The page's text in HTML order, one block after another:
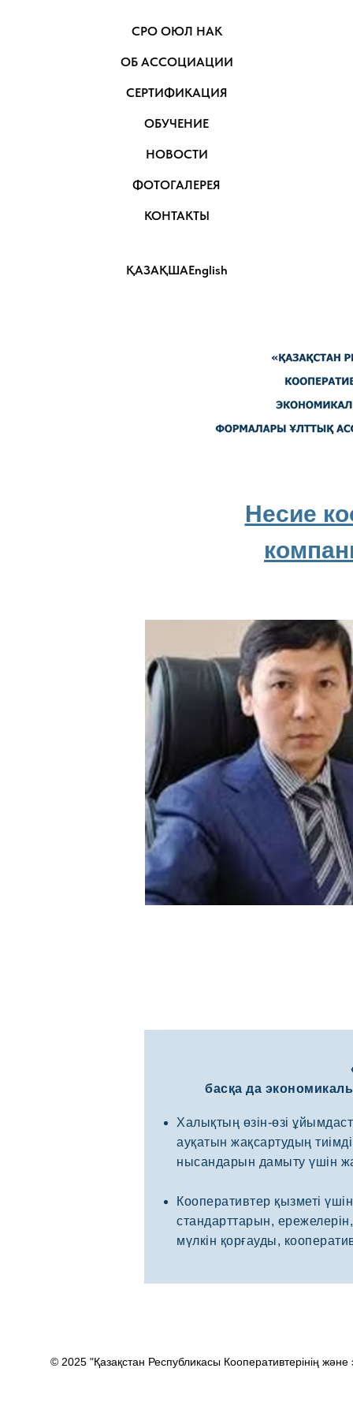
СРО ОЮЛ НАК
ОБ АССОЦИАЦИИ
СЕРТИФИКАЦИЯ
ОБУЧЕНИЕ
НОВОСТИ
ФОТОГАЛЕРЕЯ
КОНТАКТЫ
ҚАЗАҚШАEnglish
Несие
басқа да
Халықтың өзін-өзі
ауқатын жақсартудың
нысандарын дамыту үшін
Кооперативтер қызметі
стандарттарын,
мүлкін қорғауды,
© 2025 "Қазақстан Республикасы Кооперативтерінің